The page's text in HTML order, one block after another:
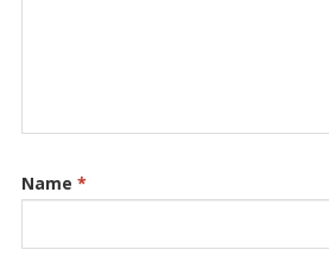
Name *